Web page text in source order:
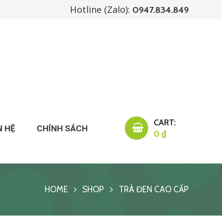
Hotline (Zalo): 0947.834.849
HỆ CHÍNH SÁCH
CART:
0 ₫
HOME SHOP TRÀ ĐEN CAO CẤP